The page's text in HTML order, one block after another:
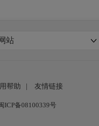
站
帮助 友情链接
ICP备08100339号